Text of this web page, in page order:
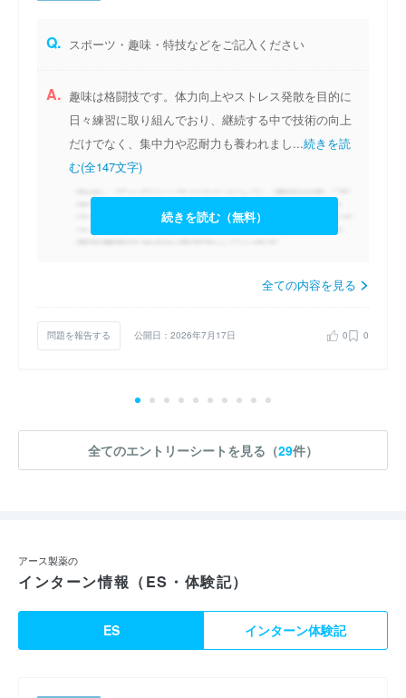
Q. スポーツ・趣味・特技などをご記入ください
A. 趣味は格闘技です。体力向上やストレス発散を目的に
日々練習に取り組んでおり、継続する中で技術の向上
だけでなく、集中力や忍耐力も養われまし...続きを読
む(全147文字)
続きを読む（無料）
全ての内容を見る
問題を報告する 公開日：2026年7月17日 0 0
全てのエントリーシートを見る（29件）
アース製薬の
インターン情報（ES・体験記）
ES インターン体験記